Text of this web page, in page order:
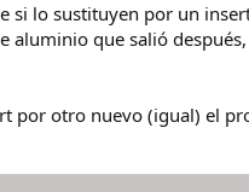
si lo sustituyen por un
aluminio que salió
por otro nuevo (igual) el